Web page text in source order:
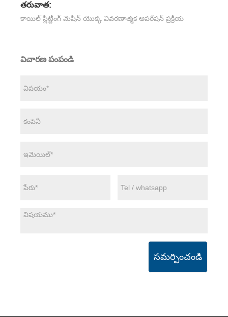
తరువాత:
కాయిల్ స్లిట్టింగ్ మెషిన్ యొక్క వివరణాత్మక ఆపరేషన్ ప్రక్రియ
విచారణ పంపండి
సమర్పించండి